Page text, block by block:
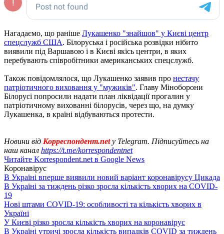
Нагадаємо, що раніше Лукашенко "знайшов" у Києві центр
спецслужб США. Білоруська і російська розвідки нібито
виявили під Варшавою і в Києві якісь центри, в яких
перебувають співробітники американських спецслужб.
Також повідомлялося, що Лукашенко заявив про нестачу
патріотичного виховання у "мужиків". Главу Міноборони
Білорусі попросили надати план ліквідації прогалин у
патріотичному вихованні білорусів, через що, на думку
Лукашенка, в країні відбуваються протести.
Новини від Корреспондент.netу Telegram. Підписуйтесь на
наш канал https://t.me/korrespondentnet
Читайте Korrespondent.net в Google News
Коронавірус
В Україні вперше виявили новий варіант коронавірусу Цикада
В Україні за тиждень різко зросла кількість хворих на COVID-
19
Нові штами COVID-19: особливості та кількість хворих в
Україні
У Києві різко зросла кількість хворих на коронавірус
В Україні утричі зросла кількість випадків COVID за тиждень